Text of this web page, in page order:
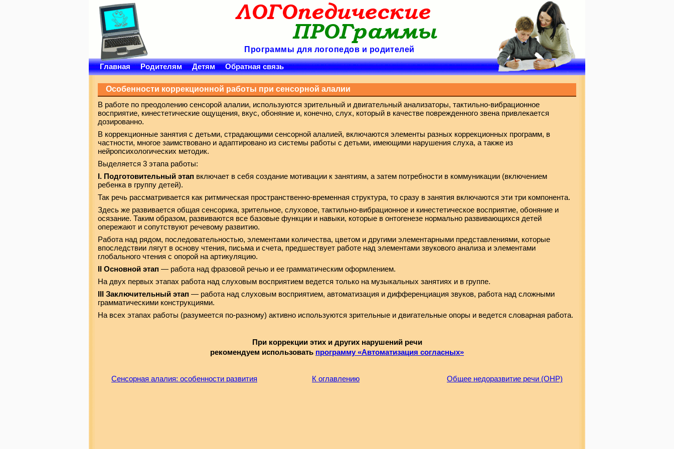
Программы для логопедов и родителей
Главная Родителям Детям Обратная связь
Особенности коррекционной работы при сенсорной алалии
В работе по преодолению сенсорой алалии, используются зрительный и двигательный анализаторы, тактильно-вибрационное
восприятие, кинестетические ощущения, вкус, обоняние и, конечно, слух, который в качестве поврежденного звена привлекается
дозированно.
В коррекционные занятия с детьми, страдающими сенсорной алалией, включаются элементы разных коррекционных программ, в
частности, многое заимствовано и адаптировано из системы работы с детьми, имеющими нарушения слуха, а также из
нейропсихологических методик.
Выделяется 3 этапа работы:
I. Подготовительный этап включает в себя создание мотивации к занятиям, а затем потребности в коммуникации (включением
ребенка в группу детей).
Так речь рассматривается как ритмическая пространственно-временная структура, то сразу в занятия включаются эти три компонента.
Здесь же развивается общая сенсорика, зрительное, слуховое, тактильно-вибрационное и кинестетическое восприятие, обоняние и
осязание. Таким образом, развиваются все базовые функции и навыки, которые в онтогенезе нормально развивающихся детей
опережают и сопутствуют речевому развитию.
Работа над рядом, последовательностью, элементами количества, цветом и другими элементарными представлениями, которые
впоследствии лягут в основу чтения, письма и счета, предшествует работе над элементами звукового анализа и элементами
глобального чтения с опорой на артикуляцию.
II Основной этап — работа над фразовой речью и ее грамматическим оформлением.
На двух первых этапах работа над слуховым восприятием ведется только на музыкальных занятиях и в группе.
III Заключительный этап — работа над слуховым восприятием, автоматизация и дифференциация звуков, работа над сложными
грамматическими конструкциями.
На всех этапах работы (разумеется по-разному) активно используются зрительные и двигательные опоры и ведется словарная работа.
При коррекции этих и других нарушений речи
рекомендуем использовать программу «Автоматизация согласных»
Сенсорная алалия: особенности развития К оглавлению Общее недоразвитие речи (ОНР)